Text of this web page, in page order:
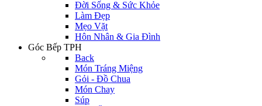
Đời Sống & Sức Khỏe
Làm Đẹp
Mẹo Vặt
Hôn Nhân & Gia Đình
Góc Bếp TPH
Back
Món Tráng Miệng
Gỏi - Đồ Chua
Món Chay
Súp